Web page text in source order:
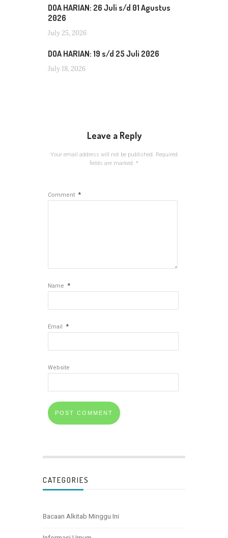
DOA HARIAN: 26 Juli s/d 01 Agustus
2026
July 25, 2026
DOA HARIAN: 19 s/d 25 Juli 2026
July 18, 2026
Leave a Reply
Your email address will not be published. Required
fields are marked *
Comment *
Name *
Email *
Website
CATEGORIES
Bacaan Alkitab Minggu Ini